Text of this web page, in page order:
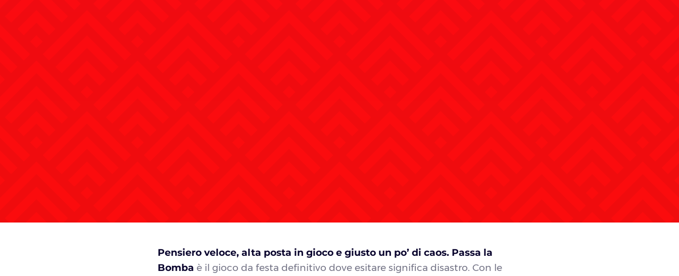
Pensiero veloce, alta posta in gioco e giusto un po’ di caos. Passa la
Bomba è il gioco da festa definitivo dove esitare significa disastro. Con le